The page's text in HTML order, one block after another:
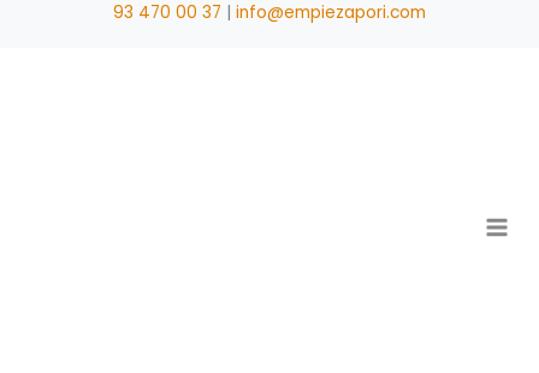
93 470 00 37 | info@empiezapori.com